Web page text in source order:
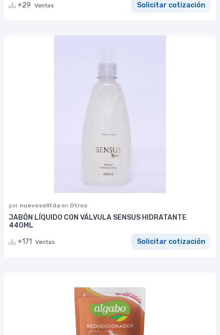
+29 Ventas Solicitar cotización
por nuevosolltda en Otros
JABÓN LÍQUIDO CON VÁLVULA SENSUS HIDRATANTE
440ML
+171
Ventas Solicitar cotización